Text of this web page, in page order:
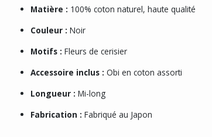
Matière : 100% coton naturel, haute qualité
Couleur : Noir
Motifs : Fleurs de cerisier
Accessoire inclus : Obi en coton assorti
Longueur : Mi-long
Fabrication : Fabriqué au Japon